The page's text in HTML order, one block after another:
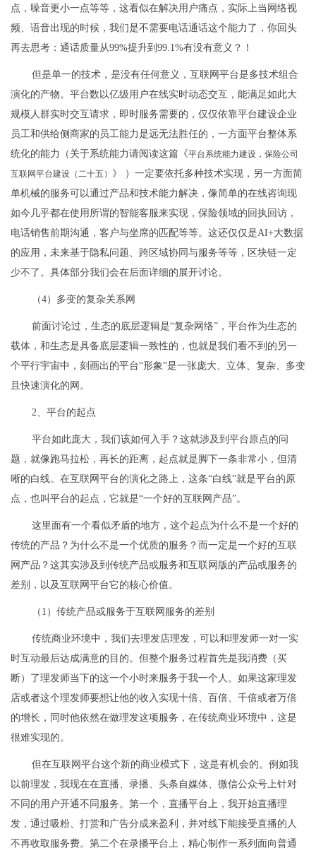
点，噪音更小一点等等，这看似在解决用户痛点，实际上当网络视
频、语音出现的时候，我们是不需要电话通话这个能力了，你回头
再去思考：通话质量从99%提升到99.1%有没有意义？！
但是单一的技术，是没有任何意义，互联网平台是多技术组合
演化的产物。平台数以亿级用户在线实时动态交互，能满足如此大
规模人群实时交互请求，即时服务需要的，仅仅依靠平台建设企业
员工和供给侧商家的员工能力是远无法胜任的，一方面平台整体系
统化的能力（关于系统能力请阅读这篇《平台系统能力建设，保险公司
互联网平台建设（二十五） 》 ）一定要依托多种技术实现，另一方面简
单机械的服务可以通过产品和技术能力解决，像简单的在线咨询现
如今几乎都在使用所谓的智能客服来实现，保险领域的回执回访，
电话销售前期沟通，客户与坐席的匹配等等。这还仅仅是AI+大数据
的应用，未来基于隐私问题、跨区域协同与服务等等，区块链一定
少不了。具体部分我们会在后面详细的展开讨论。
（4）多变的复杂关系网
前面讨论过，生态的底层逻辑是“复杂网络”，平台作为生态的
载体，和生态是具备底层逻辑一致性的，也就是我们看不到的另一
个平行宇宙中，刻画出的平台“形象”是一张庞大、立体、复杂、多变
且快速演化的网。
2、平台的起点
平台如此庞大，我们该如何入手？这就涉及到平台原点的问
题，就像跑马拉松，再长的距离，起点就是脚下一条非常小，但清
晰的白线。在互联网平台的演化之路上，这条“白线”就是平台的原
点，也叫平台的起点，它就是“一个好的互联网产品”。
这里面有一个看似矛盾的地方，这个起点为什么不是一个好的
传统的产品？为什么不是一个优质的服务？而一定是一个好的互联
网产品？这其实涉及到传统产品或服务和互联网版的产品或服务的
差别，以及互联网平台它的核心价值。
（1）传统产品或服务于互联网服务的差别
传统商业环境中，我们去理发店理发，可以和理发师一对一实
时互动最后达成满意的目的。但整个服务过程首先是我消费（买
断）了理发师当下的这一个小时来服务于我一个人。如果这家理发
店或者这个理发师要想让他的收入实现十倍、百倍、千倍或者万倍
的增长，同时他依然在做理发这项服务，在传统商业环境中，这是
很难实现的。
但在互联网平台这个新的商业模式下，这是有机会的。例如我
以前理发，我现在在直播、录播、头条自媒体、微信公众号上针对
不同的用户开通不同服务。第一个，直播平台上，我开始直播理
发，通过吸粉、打赏和广告分成来盈利，并对线下能接受直播的人
不再收取服务费。第二个在录播平台上，精心制作一系列面向普通